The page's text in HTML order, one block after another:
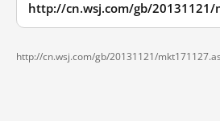
http://cn.wsj.com/gb/20131121/
http://cn.wsj.com/gb/20131121/